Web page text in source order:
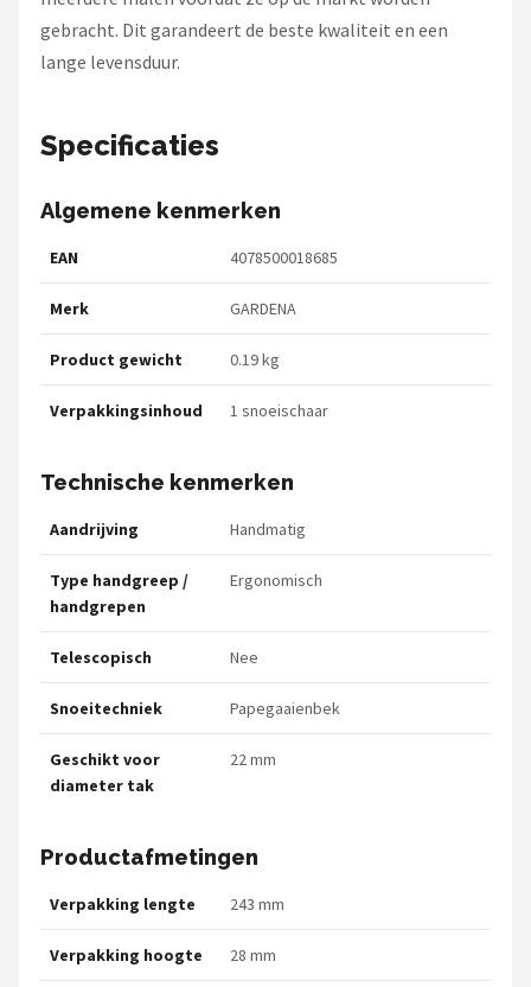
gebracht. Dit garandeert de beste kwaliteit en een
lange levensduur.
Specificaties
Algemene kenmerken
EAN 4078500018685
Merk GARDENA
Product gewicht 0.19 kg
Verpakkingsinhoud 1 snoeischaar
Technische kenmerken
Aandrijving Handmatig
Type handgreep /
handgrepen
Ergonomisch
Telescopisch Nee
Snoeitechniek Papegaaienbek
Geschikt voor
diameter tak
22 mm
Productafmetingen
Verpakking lengte 243 mm
Verpakking hoogte 28 mm